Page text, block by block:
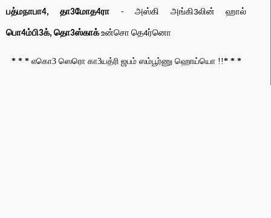
பத்மநாபா4, தா3மோத4ரா - அஸ்கி அங்கி3லின் ஹால்
பொ4ம்பி3க், தொ3ஸ்காக்உன்சொ தெ4ர்னொ
* * *எகொ3 ஸெரொ கா3யத்ரி ஜபம் ஸம்பூர்ணு ஹொய்யொ !!* * *